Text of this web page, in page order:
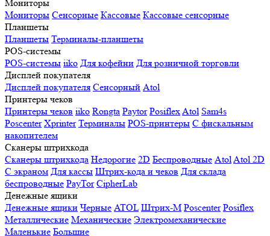
Мониторы
Мониторы Сенсорные Кассовые Кассовые сенсорные
Планшеты
Планшеты Терминалы-планшеты
POS-системы
POS-системы iiko Для кофейни Для розничной торговли
Дисплей покупателя
Дисплей покупателя Сенсорный Atol
Принтеры чеков
Принтеры чеков iiko Rongta Paytor PosiflexAtol Sam4s
Poscenter Xprinter Терминалы POS-принтеры С фискальным
накопителем
Сканеры штрихкода
Сканеры штрихкода Недорогие 2D Беспроводные AtolAtol 2D
С экраном Для кассы Штрих-кода и чеков Для склада
беспроводные PayTor CipherLab
Денежные ящики
Денежные ящики Черные ATOL Штрих-М Poscenter Posiflex
Металлические Механические Электромеханические
Маленькие Большие